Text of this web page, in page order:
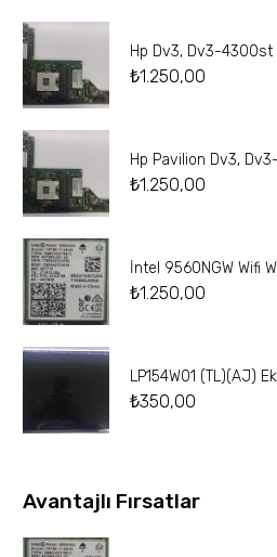
Hp Dv3, Dv3-4300st
₺1.250,00
Hp Pavilion Dv3,
₺1.250,00
İntel 9560NGW Wifi
₺1.250,00
LP154W01 (TL)(AJ)
₺350,00
Avantajlı Fırsatlar